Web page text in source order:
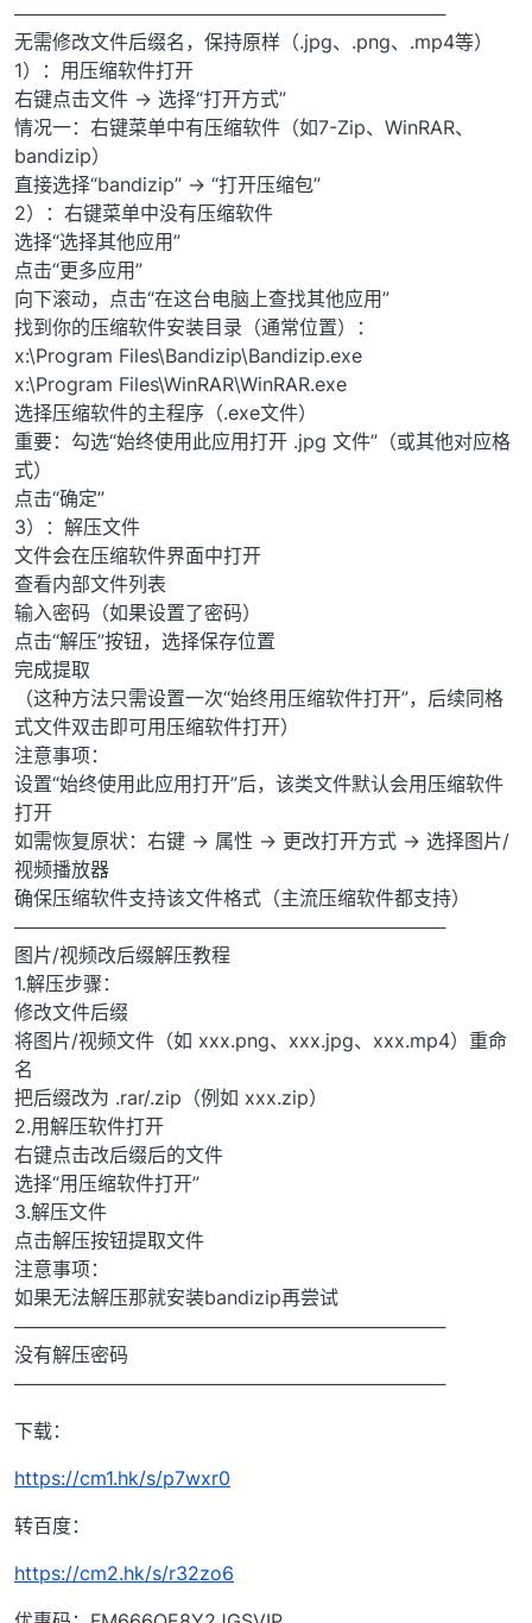
─────────────────────────────────
无需修改文件后缀名，保持原样（.jpg、.png、.mp4等）
1）：用压缩软件打开
右键点击文件 → 选择“打开方式”
情况一：右键菜单中有压缩软件（如7-Zip、WinRAR、
bandizip）
直接选择“bandizip” → “打开压缩包”
2）：右键菜单中没有压缩软件
选择“选择其他应用”
点击“更多应用”
向下滚动，点击“在这台电脑上查找其他应用”
找到你的压缩软件安装目录（通常位置）：
x:\Program Files\Bandizip\Bandizip.exe
x:\Program Files\WinRAR\WinRAR.exe
选择压缩软件的主程序（.exe文件）
重要：勾选“始终使用此应用打开 .jpg 文件”（或其他对应格
式）
点击“确定”
3）：解压文件
文件会在压缩软件界面中打开
查看内部文件列表
输入密码（如果设置了密码）
点击“解压”按钮，选择保存位置
完成提取
（这种方法只需设置一次“始终用压缩软件打开”，后续同格
式文件双击即可用压缩软件打开）
注意事项：
设置“始终使用此应用打开”后，该类文件默认会用压缩软件
打开
如需恢复原状：右键 → 属性 → 更改打开方式 → 选择图片/
视频播放器
确保压缩软件支持该文件格式（主流压缩软件都支持）
─────────────────────────────────
图片/视频改后缀解压教程
1.解压步骤：
修改文件后缀
将图片/视频文件（如 xxx.png、xxx.jpg、xxx.mp4）重命
名
把后缀改为 .rar/.zip（例如 xxx.zip）
2.用解压软件打开
右键点击改后缀后的文件
选择“用压缩软件打开”
3.解压文件
点击解压按钮提取文件
注意事项：
如果无法解压那就安装bandizip再尝试
─────────────────────────────────
没有解压密码
─────────────────────────────────
下载：
https://cm1.hk/s/p7wxr0
转百度：
https://cm2.hk/s/r32zo6